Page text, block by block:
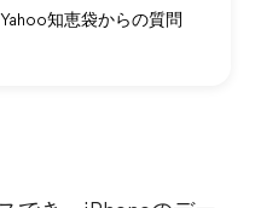
知恵袋からの質問